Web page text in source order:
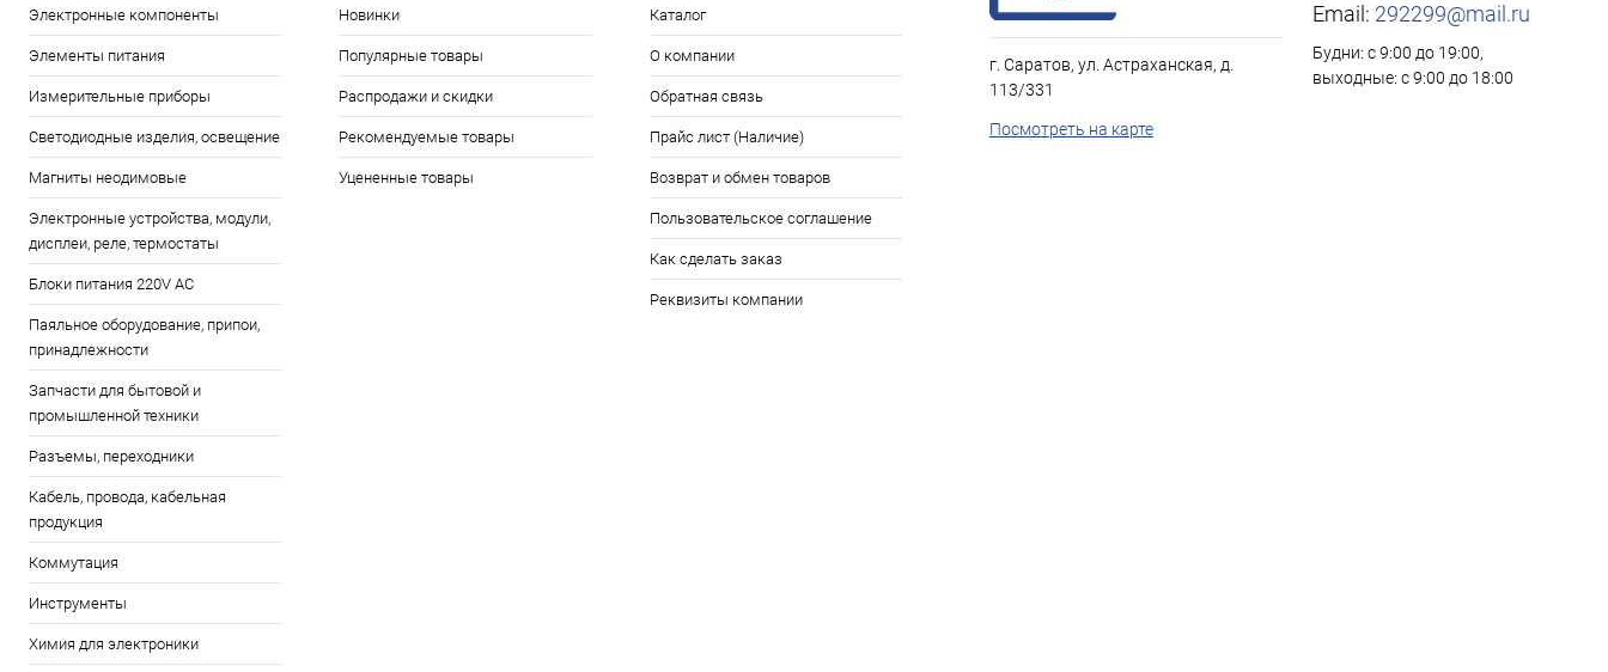
Электронные компоненты
Элементы питания
Измерительные приборы
Светодиодные изделия, освещение
Магниты неодимовые
Электронные устройства, модули,
дисплеи, реле, термостаты
Блоки питания 220V AC
Паяльное оборудование, припои,
принадлежности
Запчасти для бытовой и
промышленной техники
Разъемы, переходники
Кабель, провода, кабельная
продукция
Коммутация
Инструменты
Химия для электроники
Новинки
Популярные товары
Распродажи и скидки
Рекомендуемые товары
Уцененные товары
Каталог
О компании
Обратная связь
Прайс лист (Наличие)
Возврат и обмен товаров
Пользовательское соглашение
Как сделать заказ
Реквизиты компании
г. Саратов, ул. Астраханская, д.
113/331
Посмотреть на карте
Email: 292299@mail.ru
Будни: с 9:00 до 19:00,
выходные: с 9:00 до 18:00